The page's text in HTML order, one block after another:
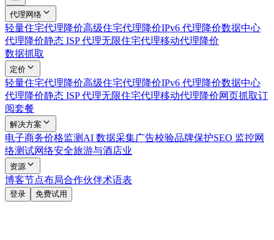
代理网络
轻量住宅代理降价高级住宅代理降价IPv6 代理降价数据中心
代理降价静态 ISP 代理无限住宅代理移动代理降价
数据抓取
定价
轻量住宅代理降价高级住宅代理降价IPv6 代理降价数据中心
代理降价静态 ISP 代理无限住宅代理移动代理降价网页抓取订
阅套餐
解决方案
电子商务价格监测 AI 数据采集广告校验品牌保护SEO 监控网
络测试网络安全旅游与酒店业
资源
博客节点布局合作伙伴术语表
登录 免费试用